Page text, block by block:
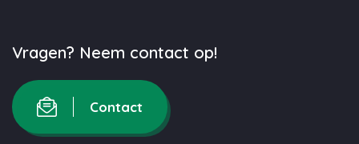
Vragen? Neem contact op!
Contact